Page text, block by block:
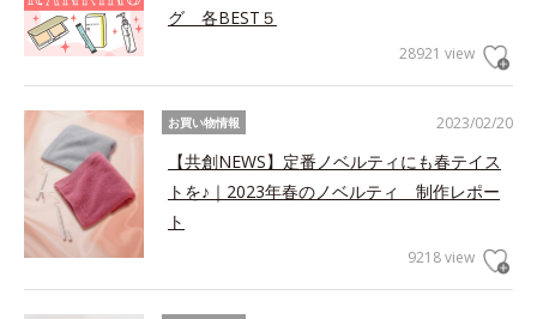
グ 各BEST５
28921 view
2023/02/20
お買い物情報
【共創NEWS】定番ノベルティにも春テイス
トを♪｜2023年春のノベルティ 制作レポー
ト
9218 view